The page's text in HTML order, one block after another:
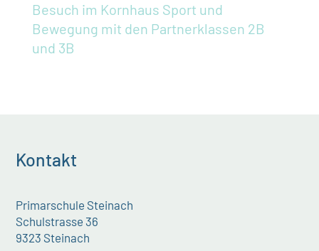
Besuch im Kornhaus Sport und
Bewegung mit den Partnerklassen 2B
und 3B
Kontakt
Primarschule Steinach
Schulstrasse 36
9323 Steinach